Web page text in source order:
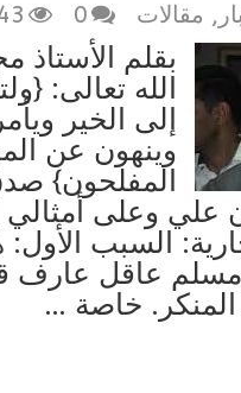
, مقالات 0
بقلم الأستاذ
الله تعالى:
إلى الخير
وينهون عن
المفلحون}
علي وعلى أمثالي
السبب
عاقل عارف
خاصة …